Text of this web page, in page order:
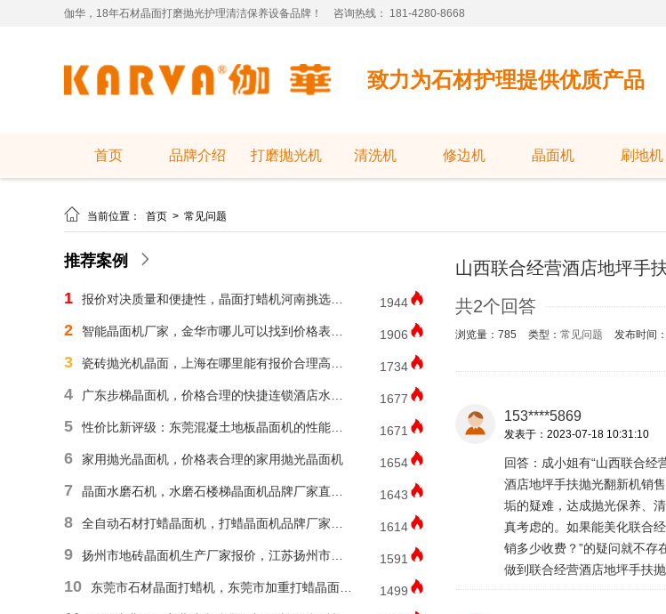
伽华，18年石材晶面打磨抛光护理清洁保养设备品牌！ 咨询热线： 181-4280-8668
致力为石材护理提供优质产品
首页 品牌介绍 打磨抛光机 清洗机 修边机 晶面机 刷地机
 当前位置： 首页 > 常见问题
山西联合经营酒店地坪手
共2个回答
浏览量：785 类型： 常见问题 发布时间
153****5869
发表于：2023-07-18 10:31:10
回答：成小姐有“山西联合经
酒店地坪手扶抛光翻新机销
垢的疑难，达成抛光保养、
真考虑的。如果能美化联合
销多少收费？”的疑问就不存
做到联合经营酒店地坪手扶
推荐案例
1 1944
2 1906
3 1734
4 1677
5 1671
6 家用抛光晶面机，价格表合理的家用抛光晶面机 1654
7 1643
8 1614
9 1591
10 1499